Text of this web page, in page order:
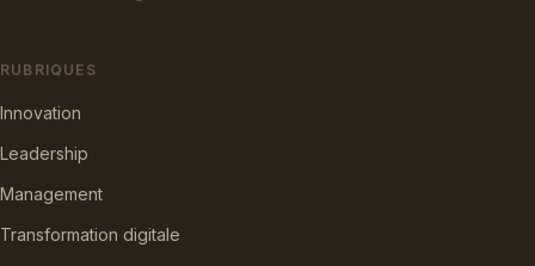
RUBRIQUES
Innovation
Leadership
Management
Transformation digitale